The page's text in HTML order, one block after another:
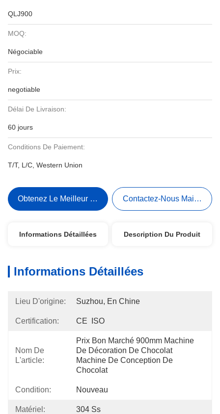
QLJ900
MOQ:
Négociable
Prix:
negotiable
Délai De Livraison:
60 jours
Conditions De Paiement:
T/T, L/C, Western Union
Obtenez Le Meilleur Prix Contactez-Nous Maintenant
Informations Détaillées Description Du Produit
Informations Détaillées
Lieu D'origine: Suzhou, En Chine
Certification: CE  ISO
Nom De
L'article:
Prix Bon Marché 900mm Machine
De Décoration De Chocolat
Machine De Conception De
Chocolat
Condition: Nouveau
Matériel: 304 Ss